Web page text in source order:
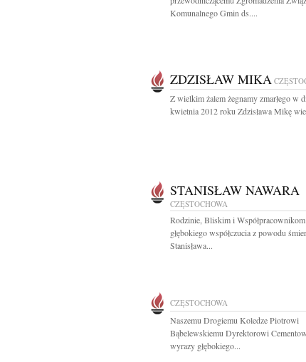
Komunalnego Gmin ds....
ZDZISŁAW MIKA
Z wielkim żalem żegnamy zmarłego w
kwietnia 2012 roku Zdzisława Mikę
STANISŁAW NAWARA
CZĘSTOCHOWA
Rodzinie, Bliskim i
głębokiego współczucia z powodu
Stanisława...
CZĘSTOCHOWA
Naszemu Drogiemu Koledze Piotrowi
Bąbelewskiemu Dyrektorowi
wyrazy głębokiego...